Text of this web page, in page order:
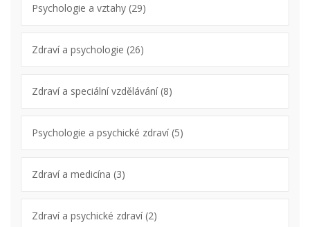
Psychologie a vztahy (29)
Zdraví a psychologie (26)
Zdraví a speciální vzdělávání(8)
Psychologie a psychické zdraví(5)
Zdraví a medicína (3)
Zdraví a psychické zdraví(2)